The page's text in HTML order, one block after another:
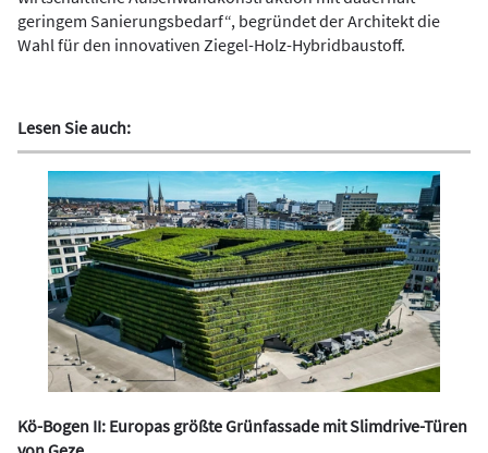
geringem Sanierungsbedarf“, begründet der Architekt die
Wahl für den innovativen Ziegel-Holz-Hybridbaustoff.
Lesen Sie auch:
Kö-Bogen II: Europas größte Grünfassade mit Slimdrive-Türen